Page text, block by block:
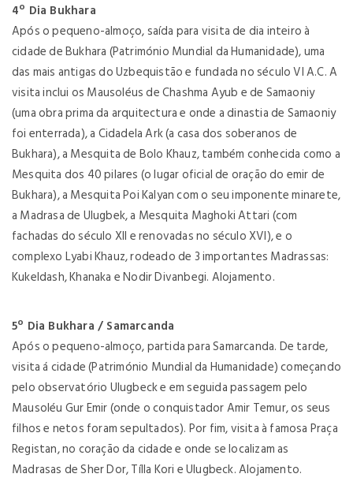
4º Dia Bukhara
Após o pequeno-almoço, saída para visita de dia inteiro à
cidade de Bukhara (Património Mundial da Humanidade), uma
das mais antigas do Uzbequistão e fundada no século VI A.C. A
visita inclui os Mausoléus de Chashma Ayub e de Samaoniy
(uma obra prima da arquitectura e onde a dinastia de Samaoniy
foi enterrada), a Cidadela Ark (a casa dos soberanos de
Bukhara), a Mesquita de Bolo Khauz, também conhecida como a
Mesquita dos 40 pilares (o lugar oficial de oração do emir de
Bukhara), a Mesquita Poi Kalyan com o seu imponente minarete,
a Madrasa de Ulugbek, a Mesquita Maghoki Attari (com
fachadas do século XII e renovadas no século XVI), e o
complexo Lyabi Khauz, rodeado de 3 importantes Madrassas:
Kukeldash, Khanaka e Nodir Divanbegi. Alojamento.
5º Dia Bukhara / Samarcanda
Após o pequeno-almoço, partida para Samarcanda. De tarde,
visita á cidade (Património Mundial da Humanidade) começando
pelo observatório Ulugbeck e em seguida passagem pelo
Mausoléu Gur Emir (onde o conquistador Amir Temur, os seus
filhos e netos foram sepultados). Por fim, visita à famosa Praça
Registan, no coração da cidade e onde se localizam as
Madrasas de Sher Dor, Tílla Kori e Ulugbeck. Alojamento.